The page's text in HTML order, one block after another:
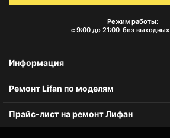
Режим работы:
с 9:00 до 21:00 без выходных
Информация
Ремонт Lifan по моделям
Прайс-лист на ремонт Лифан